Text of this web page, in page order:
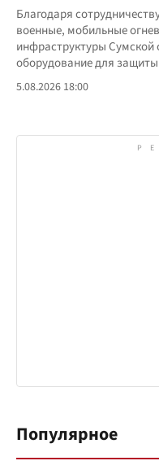
Благодаря
военные, мобильные
инфраструктуры
оборудование для
5.08.2026 18:00
Популярное